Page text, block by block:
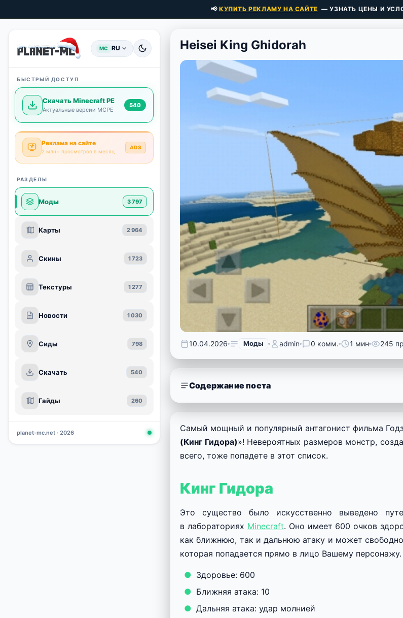
📢КУПИТЬ РЕКЛАМУ НА САЙТЕ — УЗНАТЬ ЦЕНЫ И
MC RU
БЫСТРЫЙ ДОСТУП
Скачать Minecraft PE
Актуальные версии MCPE
540
Реклама на сайте
2 млн+ просмотров в месяц
ADS
РАЗДЕЛЫ
Моды 3 797
Карты 2 964
Скины 1 723
Текстуры 1 277
Новости 1 030
Сиды 798
Скачать 540
Гайды 260
planet-mc.net · 2026
Heisei King Ghidorah
10.04.2026 Моды admin 0 комм. 1 мин 245
Содержание поста
Самый мощный и популярный антагонист фильма
(Кинг Гидора)»! Невероятных размеров монстр,
всего, тоже попадете в этот список.
Кинг Гидора
Это существо было искусственно выведено
в лабораториях Minecraft. Оно имеет 600 очков
как ближнюю, так и дальнюю атаку и может
которая попадается прямо в лицо Вашему персонажу.
Здоровье: 600
Ближняя атака: 10
Дальняя атака: удар молнией